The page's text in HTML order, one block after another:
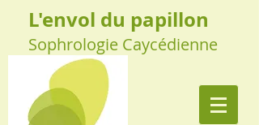
L'envol du papillon
Sophrologie Caycédienne